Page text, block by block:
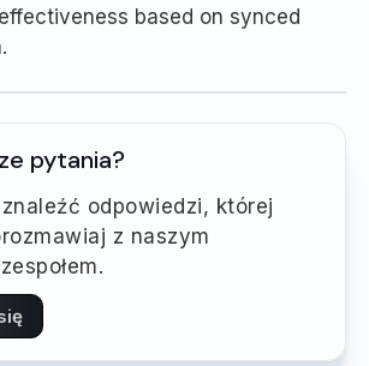
based on synced
pytania?
odpowiedzi, której
z naszym